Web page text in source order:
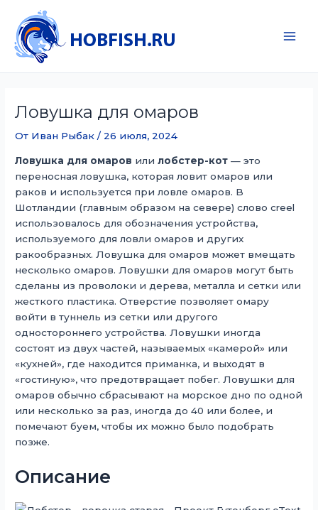
содержимому
Ловушка для омаров
От Иван Рыбак/ 26 июля, 2024
Ловушка для омаров илилобстер-кот — это
переносная ловушка, которая ловит омаров или
раков и используется при ловле омаров. В
Шотландии (главным образом на севере) слово creel
использовалось для обозначения устройства,
используемого для ловли омаров и других
ракообразных. Ловушка для омаров может вмещать
несколько омаров. Ловушки для омаров могут быть
сделаны из проволоки и дерева, металла и сетки или
жесткого пластика. Отверстие позволяет омару
войти в туннель из сетки или другого
одностороннего устройства. Ловушки иногда
состоят из двух частей, называемых «камерой» или
«кухней», где находится приманка, и выходят в
«гостиную», что предотвращает побег. Ловушки для
омаров обычно сбрасывают на морское дно по одной
или несколько за раз, иногда до 40 или более, и
помечают буем, чтобы их можно было подобрать
позже.
Описание